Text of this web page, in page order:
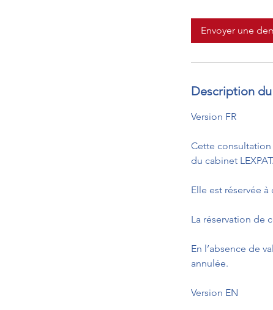
Envoyer une
Description
Version FR
Cette
du cabinet LEXPAT.
Elle est réservée
La réservation de
En l’absence de
annulée.
Version EN